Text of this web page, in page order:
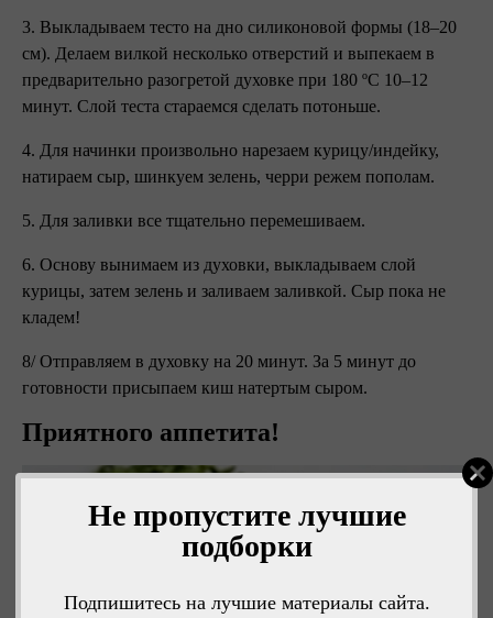
Не пропустите лучшие
подборки
Подпишитесь на лучшие материалы сайта.
3. Выкладываем тесто на дно силиконовой формы (18–20
см). Делаем вилкой несколько отверстий и выпекаем в
предварительно разогретой духовке при 180 ºC 10–12
минут. Слой теста стараемся сделать потоньше.
4. Для начинки произвольно нарезаем курицу/индейку,
натираем сыр, шинкуем зелень, черри режем пополам.
5. Для заливки все тщательно перемешиваем.
6. Основу вынимаем из духовки, выкладываем слой
курицы, затем зелень и заливаем заливкой. Сыр пока не
кладем!
8/ Отправляем в духовку на 20 минут. За 5 минут до
готовности присыпаем киш натертым сыром.
Приятного аппетита!